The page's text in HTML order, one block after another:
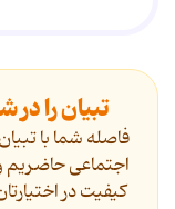
تبیان را
فاصله شما با
اجتماعی حاضریم
کیفیت در